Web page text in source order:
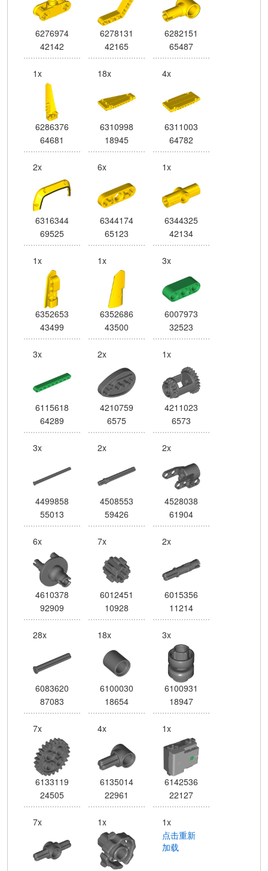
6276974
42142
6278131
42165
6282151
65487
1x
6286376
64681
18x
6310998
18945
4x
6311003
64782
2x
6316344
69525
6x
6344174
65123
1x
6344325
42134
1x
6352653
43499
1x
6352686
43500
3x
6007973
32523
3x
6115618
64289
2x
4210759
6575
1x
4211023
6573
3x
4499858
55013
2x
4508553
59426
2x
4528038
61904
6x
4610378
92909
7x
6012451
10928
2x
6015356
11214
28x
6083620
87083
18x
6100030
18654
3x
6100931
18947
7x
6133119
24505
4x
6135014
22961
1x
6142536
22127
7x 1x
1x
点击重新
加载